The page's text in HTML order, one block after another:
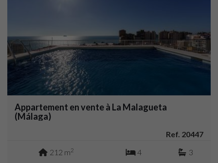
Appartement en vente à La Malagueta
(Málaga)
Ref. 20447
212 m2 4 3